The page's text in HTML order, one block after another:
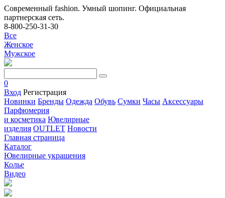
Современный fashion. Умный шопинг. Официальная
партнерская сеть.
8-800-250-31-30
Все
Женское
Мужское
0
Вход Регистрация
Новинки Бренды Одежда Обувь Сумки Часы Аксессуары
Парфюмерия
и косметика Ювелирные
изделия OUTLET Новости
Главная страница
Каталог
Ювелирные украшения
Колье
Видео